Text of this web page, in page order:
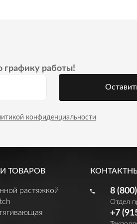
графику работы!
конфиденциальности
ТОВАРОВ
растяжкой
8
Отдел
+7